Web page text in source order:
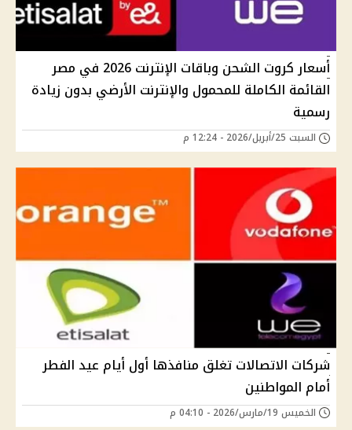
أسعار كروت الشحن وباقات الإنترنت 2026 في مصر
القائمة الكاملة للمحمول والإنترنت الأرضي بدون زيادة
رسمية
السبت 25/أبريل/2026 - 12:24 م
شركات الاتصالات تغلق منافذها أول أيام عيد الفطر
أمام المواطنين
الخميس 19/مارس/2026 - 04:10 م